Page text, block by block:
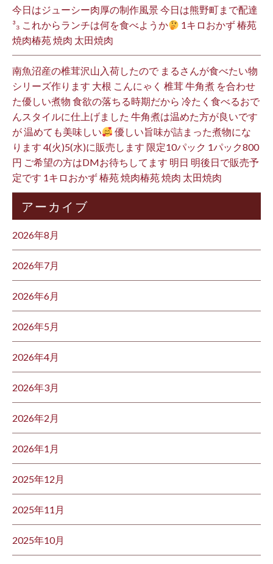
今日はジューシー肉厚の制作風景 今日は熊野町まで配達
³₃ これからランチは何を食べようか
1キロおかず 椿苑
焼肉椿苑 焼肉 太田焼肉
南魚沼産の椎茸沢山入荷したので まるさんが食べたい物
シリーズ作ります 大根 こんにゃく 椎茸 牛角煮 を合わせ
た優しい煮物 食欲の落ちる時期だから 冷たく食べるおで
んスタイルに仕上げました 牛角煮は温めた方が良いです
が 温めても美味しい
優しい旨味が詰まった煮物にな
ります 4(火)5(水)に販売します 限定10パック 1パック800
円 ご希望の方はDMお待ちしてます 明日 明後日で販売予
定です 1キロおかず 椿苑 焼肉椿苑 焼肉 太田焼肉
アーカイブ
2026年8月
2026年7月
2026年6月
2026年5月
2026年4月
2026年3月
2026年2月
2026年1月
2025年12月
2025年11月
2025年10月